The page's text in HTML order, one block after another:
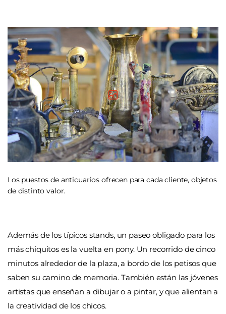
Los puestos de anticuarios ofrecen para cada cliente, objetos
de distinto valor.
Además de los típicos stands, un paseo obligado para los
más chiquitos es la vuelta en pony. Un recorrido de cinco
minutos alrededor de la plaza, a bordo de los petisos que
saben su camino de memoria. También están las jóvenes
artistas que enseñan a dibujar o a pintar, y que alientan a
la creatividad de los chicos.